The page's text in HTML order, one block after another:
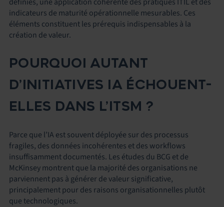
indicateurs de maturité opérationnelle mesurables. Ces
éléments constituent les prérequis indispensables à la
création de valeur.
POURQUOI AUTANT
D’INITIATIVES IA ÉCHOUENT-
ELLES DANS L’ITSM ?
Parce que l’IA est souvent déployée sur des processus
fragiles, des données incohérentes et des workflows
insuffisamment documentés. Les études du BCG et de
McKinsey montrent que la majorité des organisations ne
parviennent pas à générer de valeur significative,
principalement pour des raisons organisationnelles plutôt
que technologiques.